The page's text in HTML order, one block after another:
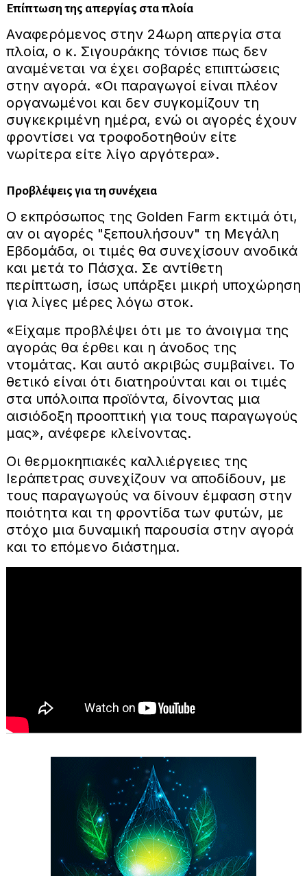
Επίπτωση της απεργίας στα πλοία
Αναφερόμενος στην 24ωρη απεργία στα
πλοία, ο κ. Σιγουράκης τόνισε πως δεν
αναμένεται να έχει σοβαρές επιπτώσεις
στην αγορά. «Οι παραγωγοί είναι πλέον
οργανωμένοι και δεν συγκομίζουν τη
συγκεκριμένη ημέρα, ενώ οι αγορές έχουν
φροντίσει να τροφοδοτηθούν είτε
νωρίτερα είτε λίγο αργότερα».
Προβλέψεις για τη συνέχεια
Ο εκπρόσωπος της Golden Farm εκτιμά ότι,
αν οι αγορές "ξεπουλήσουν" τη Μεγάλη
Εβδομάδα, οι τιμές θα συνεχίσουν ανοδικά
και μετά το Πάσχα. Σε αντίθετη
περίπτωση, ίσως υπάρξει μικρή υποχώρηση
για λίγες μέρες λόγω στοκ.
«Είχαμε προβλέψει ότι με το άνοιγμα της
αγοράς θα έρθει και η άνοδος της
ντομάτας. Και αυτό ακριβώς συμβαίνει. Το
θετικό είναι ότι διατηρούνται και οι τιμές
στα υπόλοιπα προϊόντα, δίνοντας μια
αισιόδοξη προοπτική για τους παραγωγούς
μας», ανέφερε κλείνοντας.
Οι θερμοκηπιακές καλλιέργειες της
Ιεράπετρας συνεχίζουν να αποδίδουν, με
τους παραγωγούς να δίνουν έμφαση στην
ποιότητα και τη φροντίδα των φυτών, με
στόχο μια δυναμική παρουσία στην αγορά
και το επόμενο διάστημα.